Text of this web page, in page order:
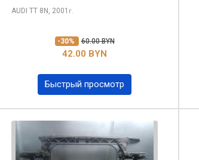
AUDI TT 8N, 2001 г.
-30% 60.00 BYN
42.00 BYN
Быстрый просмотр